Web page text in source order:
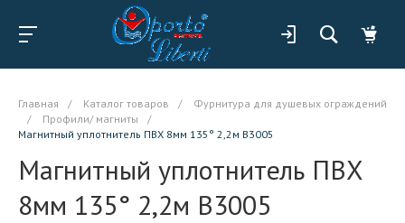
Главная / Каталог товаров /
Фурнитура для душевых ограждений
/
Профили/ магниты
/
Магнитный уплотнитель ПВХ 8мм 135° 2,2м B3005
Магнитный уплотнитель ПВХ
8мм 135° 2,2м B3005